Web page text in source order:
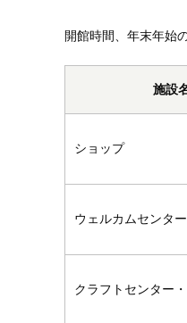
開館時間、年末年始
施設
ショップ
ウェルカムセンター
クラフトセンター